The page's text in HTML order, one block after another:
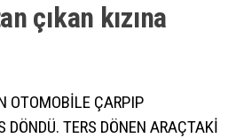
çıkan kızına
OTOMOBİLE ÇARPIP
DÖNDÜ. TERS DÖNEN ARAÇTAKİ